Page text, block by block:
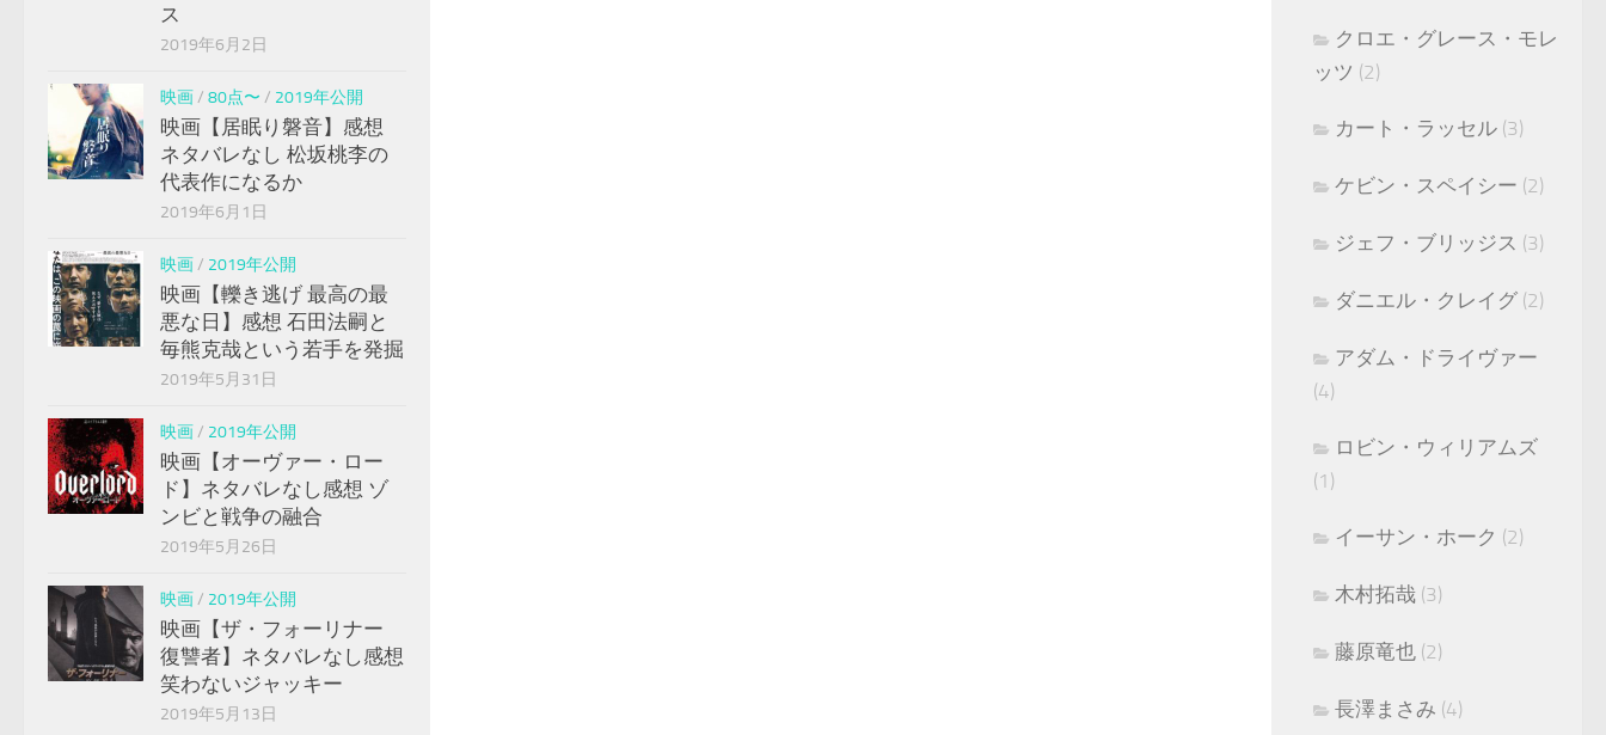
ス
2019年6月2日
映画/ 80点〜 / 2019年公開
映画【居眠り磐音】感想
ネタバレなし 松坂桃李の
代表作になるか
2019年6月1日
映画/ 2019年公開
映画【轢き逃げ 最高の最
悪な日】感想 石田法嗣と
毎熊克哉という若手を発掘
2019年5月31日
映画/ 2019年公開
映画【オーヴァー・ロー
ド】ネタバレなし感想 ゾ
ンビと戦争の融合
2019年5月26日
映画/ 2019年公開
映画【ザ・フォーリナー
復讐者】ネタバレなし感想
笑わないジャッキー
2019年5月13日
クロエ・グレース・モレ
ッツ (2)
カート・ラッセル (3)
ケビン・スペイシー (2)
ジェフ・ブリッジス (3)
ダニエル・クレイグ (2)
アダム・ドライヴァー
(4)
ロビン・ウィリアムズ
(1)
イーサン・ホーク (2)
木村拓哉 (3)
藤原竜也 (2)
長澤まさみ (4)